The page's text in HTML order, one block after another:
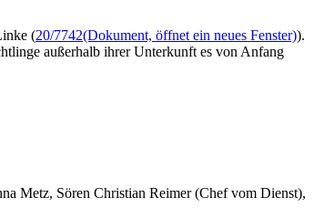
(20/7742(Dokument, öffnet ein neues Fenster)).
außerhalb ihrer Unterkunft es von Anfang
Metz, Sören Christian Reimer (Chef vom Dienst),